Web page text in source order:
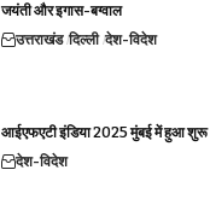
जयंती और इगास-बग्वाल
उत्तराखंड दिल्ली देश-विदेश
आईएफएटी इंडिया 2025 मुंबई में हुआ शुरू
देश-विदेश